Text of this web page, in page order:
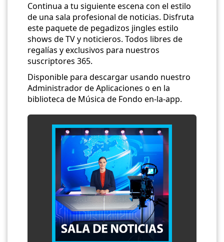
Continua a tu siguiente escena con el estilo
de una sala profesional de noticias. Disfruta
este paquete de pegadizos jingles estilo
shows de TV y noticieros. Todos libres de
regalías y exclusivos para nuestros
suscriptores 365.
Disponible para descargar usando nuestro
Administrador de Aplicaciones o en la
biblioteca de Música de Fondo en-la-app.